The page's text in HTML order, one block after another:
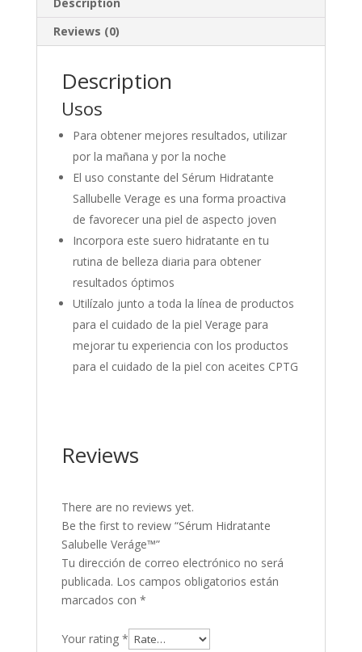
Reviews (0)
Description
Usos
Para obtener mejores resultados, utilizar
por la mañana y por la noche
El uso constante del Sérum Hidratante
Sallubelle Verage es una forma proactiva
de favorecer una piel de aspecto joven
Incorpora este suero hidratante en tu
rutina de belleza diaria para obtener
resultados óptimos
Utilízalo junto a toda la línea de productos
para el cuidado de la piel Verage para
mejorar tu experiencia con los productos
para el cuidado de la piel con aceites CPTG
Reviews
There are no reviews yet.
Be the first to review “Sérum Hidratante
Salubelle Veráge™”
Tu dirección de correo electrónico no será
publicada. Los campos obligatorios están
marcados con *
Your rating *